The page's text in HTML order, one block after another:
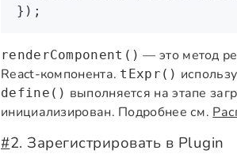
});
renderComponent() — это метод
React-компонента. tExpr()
define() выполняется на этапе
инициализирован. Подробнее см.
#2. Зарегистрировать в Plugin